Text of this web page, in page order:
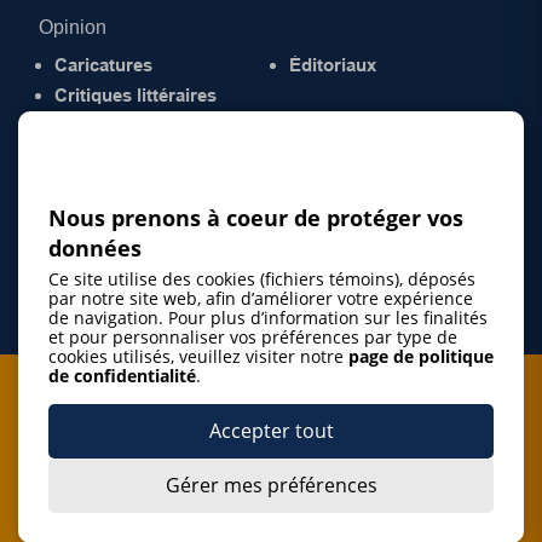
Opinion
Caricatures
Critiques littéraires
Éditoriaux
Je m'abonne à l'infolettre
J’accepte de m’abonner à l’infolettre de La Gazette de la
Nous prenons à coeur de protéger vos
données
Ce site utilise des cookies (fichiers témoins), déposés
par notre site web, afin d’améliorer votre expérience
de navigation. Pour plus d’information sur les finalités
et pour personnaliser vos préférences par type de
cookies utilisés, veuillez visiter notre page de politique
de confidentialité.
Accepter tout
Gérer mes préférences